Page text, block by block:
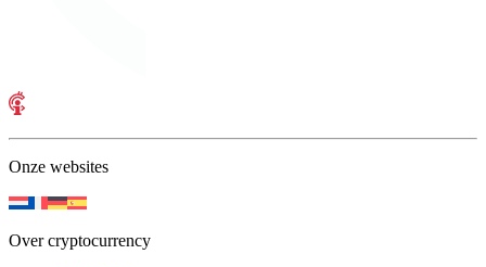
Onze websites
Over cryptocurrency